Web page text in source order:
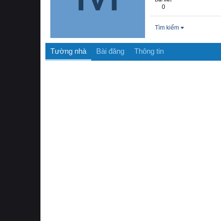
0
Tìm kiếm
Tường nhà Bài đăng Thông tin